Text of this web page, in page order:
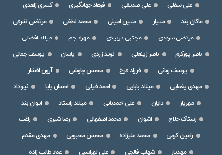
علی سفلی
علی صدیقی فرهاد جهانگیری
کسری زاهدی
ماکان بند
متیار متین امینی محمد لطفی
مرتضی اشرفی
مرتضی سرمدی
مجتبی دربیدی مهراد جم
میلاد افضلی
ناصر پورکرم
ناصر زینعلی نوید زردی یاسان
یوسف جمالی
یوسف زمانی
فرزاد فرخ محسن چاوشی
آرون افشار
مهدی یغمایی
میلاد بابایی احمد فیلی احسان پایا
نیوداد
مهریار
دایان علی احمدیانی میلاد راستاد
ایوان بند
رستاک حلاج
اشوان محمد اصفهانی رضا شیری
راغب
رامین کرمی
محمد علیزاده محسن محبوبی
مهدی مقدم
مهدیار
شهاب فالجی علی لهراسبی عماد طالب زاده